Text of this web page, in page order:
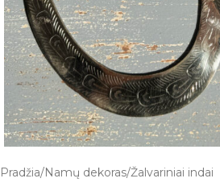
Pradžia/Namų dekoras/Žalvariniai indai